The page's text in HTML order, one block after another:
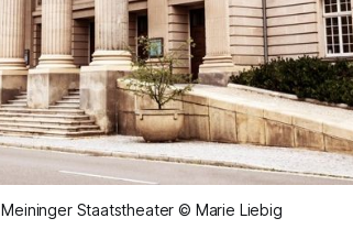
Meininger Staatstheater © Marie Liebig